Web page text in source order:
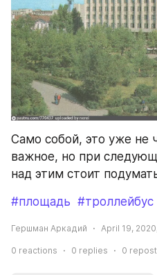
Само собой, это уже не
важное, но при
над этим стоит
#площадь #троллейбус
Гершман Аркадий April 19,
0 reactions 0 replies 0